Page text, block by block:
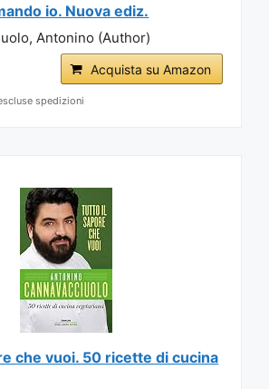
io. Nuova ediz.
Antonino (Author)
Acquista su Amazon
spedizioni
che vuoi. 50 ricette di cucina